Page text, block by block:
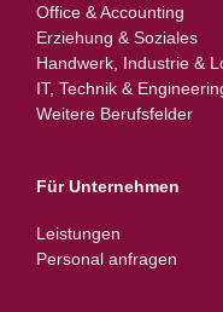
Office & Accounting
Erziehung & Soziales
Handwerk, Industrie &
IT, Technik &
Weitere Berufsfelder
Für Unternehmen
Leistungen
Personal anfragen